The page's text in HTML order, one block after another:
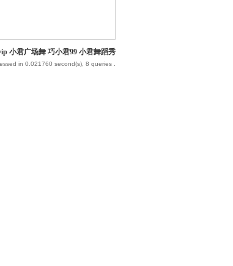
小君广场舞 巧小君99 小君舞蹈秀
in 0.021760 second(s), 8 queries .